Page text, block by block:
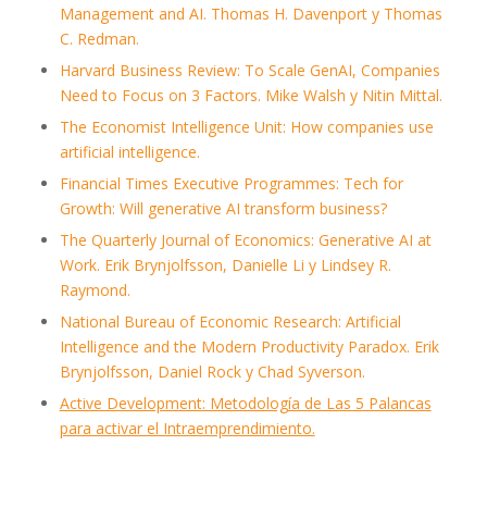
Management and AI. Thomas H. Davenport y Thomas
C. Redman.
Harvard Business Review: To Scale GenAI, Companies
Need to Focus on 3 Factors. Mike Walsh y Nitin Mittal.
The Economist Intelligence Unit: How companies use
artificial intelligence.
Financial Times Executive Programmes: Tech for
Growth: Will generative AI transform business?
The Quarterly Journal of Economics: Generative AI at
Work. Erik Brynjolfsson, Danielle Li y Lindsey R.
Raymond.
National Bureau of Economic Research: Artificial
Intelligence and the Modern Productivity Paradox. Erik
Brynjolfsson, Daniel Rock y Chad Syverson.
Active Development: Metodología de Las 5 Palancas
para activar el Intraemprendimiento.